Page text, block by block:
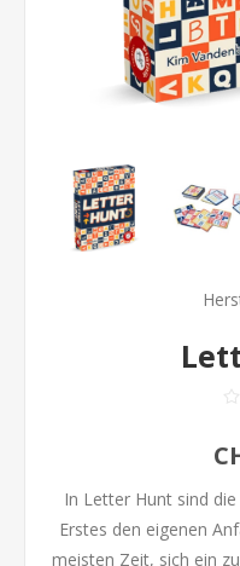
In Letter Hunt sind
Erstes den eigenen
meisten Zeit, sich ein